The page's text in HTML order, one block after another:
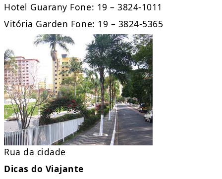
Hotel Guarany Fone: 19 – 3824-1011
Vitória Garden Fone: 19 – 3824-5365
Rua da cidade
Dicas do Viajante